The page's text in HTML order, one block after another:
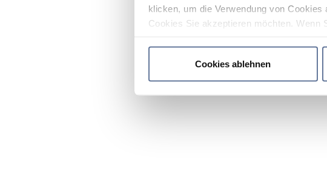
klicken, um die Verwendung von
Cookies Sie akzeptieren möchten. Wenn
Cookies ablehnen